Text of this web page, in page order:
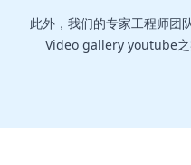
此外，我们的专家工程师团
Video gallery youtube之